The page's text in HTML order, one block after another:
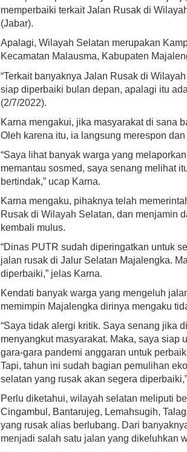
a
K
a
n
a
A
a
n
P
e
r
i
k
i
J
a
l
a
R
u
s
k
d
i
S
l
a
t
a
sA
p
p
o
k
l
e
memperbaiki terkait Jalan Rusak di
(Jabar).
Apalagi, Wilayah Selatan merupakan
Kecamatan Malausma, Kabupaten
“Terkait banyaknya Jalan Rusak di
siap diperbaiki bulan depan, apalagi itu
(2/7/2022).
Karna mengakui, jika masyarakat di sana
Oleh karena itu, ia langsung merespon
“Saya lihat banyak warga yang
memantau sosmed, saya senang melihat
bertindak,” ucap Karna.
Karna mengaku, pihaknya telah
Rusak di Wilayah Selatan, dan menjamin
kembali mulus.
“Dinas PUTR sudah diperingatkan untuk
jalan rusak di Jalur Selatan Majalengka.
diperbaiki,” jelas Karna.
Kendati banyak warga yang mengeluh
memimpin Majalengka dirinya mengaku
“Saya tidak alergi kritik. Saya senang jika
menyangkut masyarakat. Maka, saya siap
gara-gara pandemi anggaran untuk
Tapi, tahun ini sudah bagian pemulihan
selatan yang rusak akan segera
Perlu diketahui, wilayah selatan meliputi
Cingambul, Bantarujeg, Lemahsugih,
yang rusak alias berlubang. Dari
menjadi salah satu jalan yang dikeluhkan